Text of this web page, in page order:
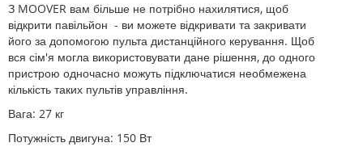
З MOOVER вам більше не потрібно нахилятися, щоб
відкрити павільйон - ви можете відкривати та закривати
його за допомогою пульта дистанційного керування. Щоб
вся сім'я могла використовувати дане рішення, до одного
пристрою одночасно можуть підключатися необмежена
кількість таких пультів управління.
Вага: 27 кг
Потужність двигуна: 150 Вт